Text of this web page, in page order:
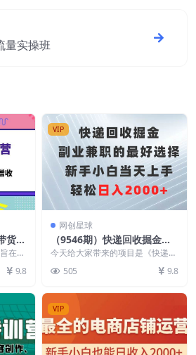
量实操班
货实
动，
业增
在通
9.8
VIP
网创星球
（9546期）快递回收掘金，
副业兼职的最好选择，新手小
白当天上手，轻松日入2000+
今天给大家带来的项目是《快递回
手小白当天上手，轻松...
505 9.8
VIP